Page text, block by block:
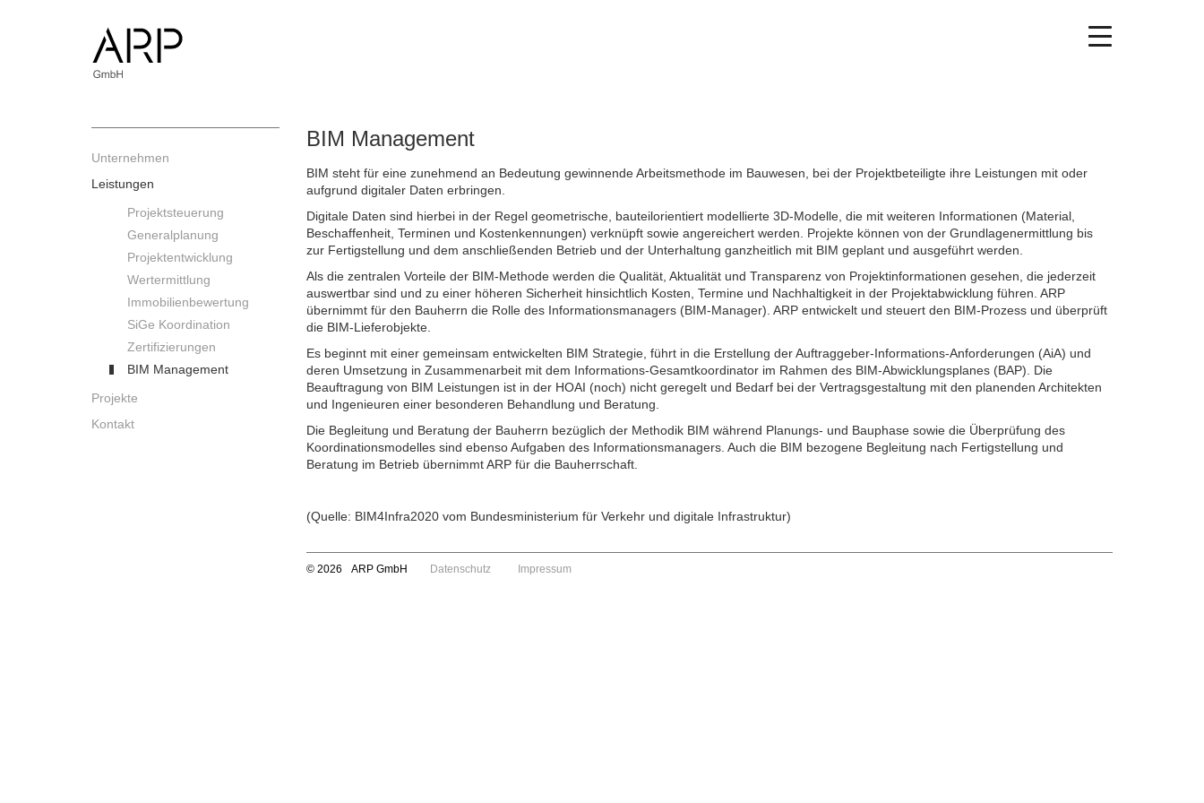
Navigation
Unternehmen
Leistungen
Projektsteuerung
Generalplanung
Projektentwicklung
Wertermittlung
Immobilienbewertung
SiGe Koordination
Zertifizierungen
BIM Management
Projekte
Kontakt
BIM Management
BIM steht für eine zunehmend an Bedeutung gewinnende Arbeitsmethode im Bauwesen, bei der Projektbeteiligte ihre Leistungen mit oder
aufgrund digitaler Daten erbringen.
Digitale Daten sind hierbei in der Regel geometrische, bauteilorientiert modellierte 3D-Modelle, die mit weiteren Informationen (Material,
Beschaffenheit, Terminen und Kostenkennungen) verknüpft sowie angereichert werden. Projekte können von der Grundlagenermittlung bis
zur Fertigstellung und dem anschließenden Betrieb und der Unterhaltung ganzheitlich mit BIM geplant und ausgeführt werden.
Als die zentralen Vorteile der BIM-Methode werden die Qualität, Aktualität und Transparenz von Projektinformationen gesehen, die jederzeit
auswertbar sind und zu einer höheren Sicherheit hinsichtlich Kosten, Termine und Nachhaltigkeit in der Projektabwicklung führen. ARP
übernimmt für den Bauherrn die Rolle des Informationsmanagers (BIM-Manager). ARP entwickelt und steuert den BIM-Prozess und überprüft
die BIM-Lieferobjekte.
Es beginnt mit einer gemeinsam entwickelten BIM Strategie, führt in die Erstellung der Auftraggeber-Informations-Anforderungen (AiA) und
deren Umsetzung in Zusammenarbeit mit dem Informations-Gesamtkoordinator im Rahmen des BIM-Abwicklungsplanes (BAP). Die
Beauftragung von BIM Leistungen ist in der HOAI (noch) nicht geregelt und Bedarf bei der Vertragsgestaltung mit den planenden Architekten
und Ingenieuren einer besonderen Behandlung und Beratung.
Die Begleitung und Beratung der Bauherrn bezüglich der Methodik BIM während Planungs- und Bauphase sowie die Überprüfung des
Koordinationsmodelles sind ebenso Aufgaben des Informationsmanagers. Auch die BIM bezogene Begleitung nach Fertigstellung und
Beratung im Betrieb übernimmt ARP für die Bauherrschaft.
(Quelle: BIM4Infra2020 vom Bundesministerium für Verkehr und digitale Infrastruktur)
© 2026 ARP GmbH Datenschutz Impressum